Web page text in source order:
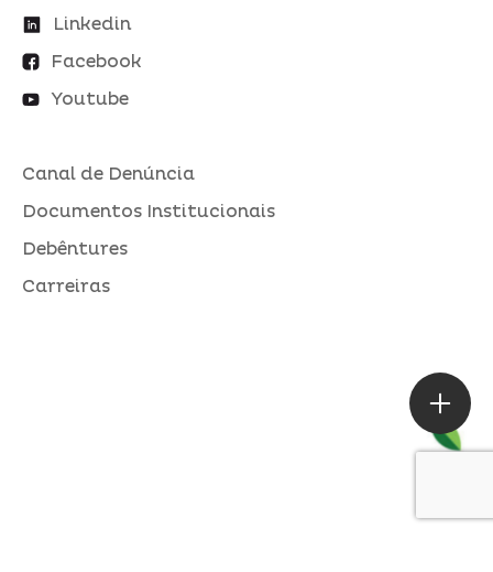
Linkedin
Facebook
Youtube
Canal de Denúncia
Documentos Institucionais
Debêntures
Carreiras